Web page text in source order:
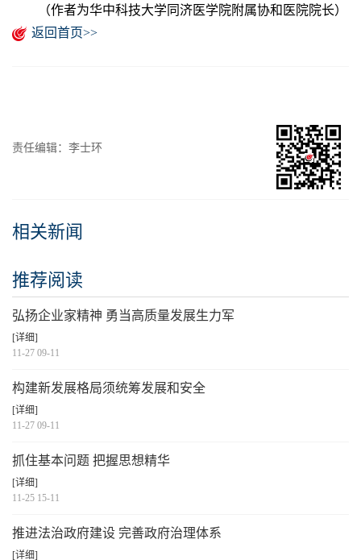
（作者为华中科技大学同济医学院附属协和医院院长）
返回首页>>
责任编辑：李士环
相关新闻
推荐阅读
弘扬企业家精神 勇当高质量发展生力军
[详细]
11-27 09-11
构建新发展格局须统筹发展和安全
[详细]
11-27 09-11
抓住基本问题 把握思想精华
[详细]
11-25 15-11
推进法治政府建设 完善政府治理体系
[详细]